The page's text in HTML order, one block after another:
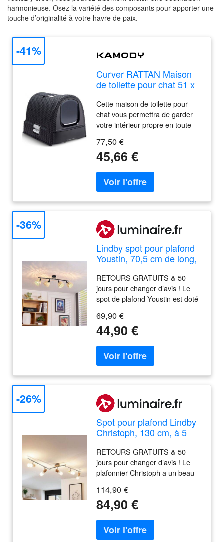
harmonieuse. Osez la variété des composants pour apporter une
touche d’originalité à votre havre de paix.
Curver RATTAN Maison
de toilette pour chat 51 x
38,5 x 40 cm anthracite
00615-P15
Cette maison de toilette pour
chat vous permettra de garder
votre intérieur propre en toute
d'une trappe, il s'installe dans un
coin de votre appartement et
permet a votre chat de s'isoler
en toute intimité. Equipé d'une
poignée de transport il peut
Caractéristiques: Surface
intérieure facile a nettoyer
Emplacement pour filtre a
odeurs Poignée de transport
Systeme a tiroir Fermeture a
clips Avec paillasson
anthracite Dimensions: 51 x 38,5
x 40 cm Matériel: poly-rotin
Photo d'illustration>
77,50 €
45,66 €
-41%
Lindby spot pour plafond
Youstin, 70,5 cm de long,
bambou 4 à lampes, E14
Youstin Lindby, dimmable,
bois clair, Salon / Salle à
manger, Bambou, Maison
de campagne / Rustique,
Spot
RETOURS GRATUITS & 50
jours pour changer d’avis ! Le
spot de plafond Youstin est doté
jour grillagé en bambou. Il peut
être équipé d'ampoules E14.
69,90 €
44,90 €
-36%
Spot pour plafond Lindby
Christoph, 130 cm, à 5
lampes, bois, verre
Christoph Lindby,
dimmable, argenté,
Chambre à coucher, Bois,
Maison de campagne /
Rustique, Spot
RETOURS GRATUITS & 50
jours pour changer d’avis ! Le
plafonnier Christoph a un beau
rayonnement chaleureux, mais
semble par ailleurs assez
moderne grâce à la forme
cylindrique des abat-jour en
verre blanc
114,90 €
84,90 €
-26%